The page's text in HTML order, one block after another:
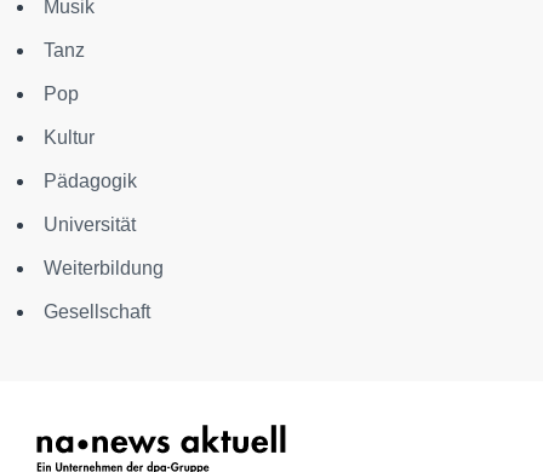
Musik
Tanz
Pop
Kultur
Pädagogik
Universität
Weiterbildung
Gesellschaft